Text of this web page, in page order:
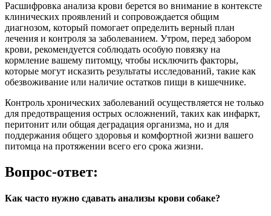
Расшифровка анализа крови берется во внимание в контексте
клинических проявлений и сопровождается общим
диагнозом, который помогает определить верный план
лечения и контроля за заболеванием. Утром, перед забором
крови, рекомендуется соблюдать особую повязку на
кормление вашему питомцу, чтобы исключить факторы,
которые могут исказить результаты исследований, такие как
обезвоживание или наличие остатков пищи в кишечнике.
Контроль хронических заболеваний осуществляется не только
для предотвращения острых осложнений, таких как инфаркт,
перитонит или общая деградация организма, но и для
поддержания общего здоровья и комфортной жизни вашего
питомца на протяжении всего его срока жизни.
Вопрос-ответ:
Как часто нужно сдавать анализы крови собаке?